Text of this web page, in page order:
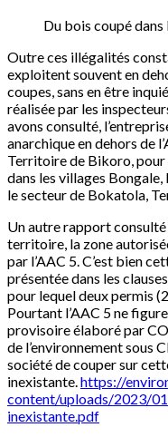
Du bois coupé
Outre ces illégalités
exploitent souvent en
coupes, sans en être
réalisée par les
avons consulté,
anarchique en dehors de
Territoire de Bikoro, pour
dans les villages
le secteur de Bokatola,
Un autre rapport
territoire, la zone
par l’AAC 5. C’est bien
présentée dans les
pour lequel deux permis
Pourtant l’AAC 5 ne
provisoire élaboré par
de l’environnement sous
société de couper sur
inexistante.https://
content/uploads/2023/
inexistante.pdf